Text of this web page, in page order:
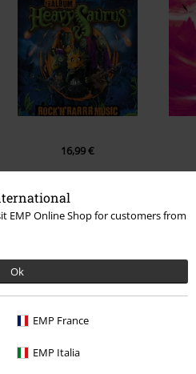
EMP Online Shop for customers from
Ok
EMP France
EMP Italia
16,99 €
Kids - Pommesgabel".